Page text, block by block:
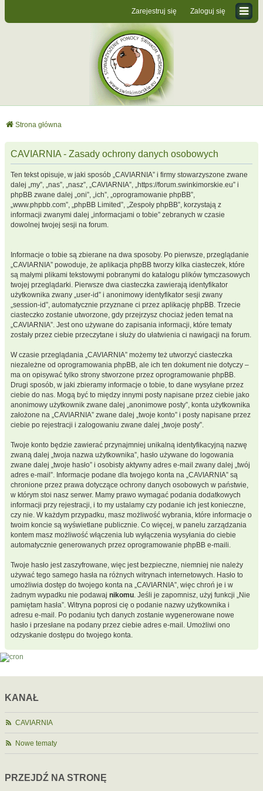
Zaloguj się
Zarejestruj się
Strona główna
CAVIARNIA - Zasady ochrony danych osobowych
Ten tekst opisuje, w jaki sposób „CAVIARNIA” i firmy stowarzyszone zwane
dalej „my”, „nas”, „nasz”, „CAVIARNIA”, „https://forum.swinkimorskie.eu” i
phpBB zwane dalej „oni”, „ich”, „oprogramowanie phpBB”,
„www.phpbb.com”, „phpBB Limited”, „Zespoły phpBB”, korzystają z
informacji zwanymi dalej „informacjami o tobie” zebranych w czasie
dowolnej twojej sesji na forum.
Informacje o tobie są zbierane na dwa sposoby. Po pierwsze, przeglądanie
„CAVIARNIA” powoduje, że aplikacja phpBB tworzy kilka ciasteczek, które
są małymi plikami tekstowymi pobranymi do katalogu plików tymczasowych
twojej przeglądarki. Pierwsze dwa ciasteczka zawierają identyfikator
użytkownika zwany „user-id” i anonimowy identyfikator sesji zwany
„session-id”, automatycznie przyznane ci przez aplikację phpBB. Trzecie
ciasteczko zostanie utworzone, gdy przejrzysz chociaż jeden temat na
„CAVIARNIA”. Jest ono używane do zapisania informacji, które tematy
zostały przez ciebie przeczytane i służy do ułatwienia ci nawigacji na forum.
W czasie przeglądania „CAVIARNIA” możemy też utworzyć ciasteczka
niezależne od oprogramowania phpBB, ale ich ten dokument nie dotyczy –
ma on opisywać tylko strony stworzone przez oprogramowanie phpBB.
Drugi sposób, w jaki zbieramy informacje o tobie, to dane wysyłane przez
ciebie do nas. Mogą być to między innymi posty napisane przez ciebie jako
anonimowy użytkownik zwane dalej „anonimowe posty”, konta użytkownika
założone na „CAVIARNIA” zwane dalej „twoje konto” i posty napisane przez
ciebie po rejestracji i zalogowaniu zwane dalej „twoje posty”.
Twoje konto będzie zawierać przynajmniej unikalną identyfikacyjną nazwę
zwaną dalej „twoja nazwa użytkownika”, hasło używane do logowania
zwane dalej „twoje hasło” i osobisty aktywny adres e-mail zwany dalej „twój
adres e-mail”. Informacje podane dla twojego konta na „CAVIARNIA” są
chronione przez prawa dotyczące ochrony danych osobowych w państwie,
w którym stoi nasz serwer. Mamy prawo wymagać podania dodatkowych
informacji przy rejestracji, i to my ustalamy czy podanie ich jest konieczne,
czy nie. W każdym przypadku, masz możliwość wybrania, które informacje o
twoim koncie są wyświetlane publicznie. Co więcej, w panelu zarządzania
kontem masz możliwość włączenia lub wyłączenia wysyłania do ciebie
automatycznie generowanych przez oprogramowanie phpBB e-maili.
Twoje hasło jest zaszyfrowane, więc jest bezpieczne, niemniej nie należy
używać tego samego hasła na różnych witrynach internetowych. Hasło to
umożliwia dostęp do twojego konta na „CAVIARNIA”, więc chroń je i w
żadnym wypadku nie podawaj nikomu. Jeśli je zapomnisz, użyj funkcji „Nie
pamiętam hasła”. Witryna poprosi cię o podanie nazwy użytkownika i
adresu e-mail. Po podaniu tych danych zostanie wygenerowane nowe
hasło i przesłane na podany przez ciebie adres e-mail. Umożliwi ono
odzyskanie dostępu do twojego konta.
KANAŁ
CAVIARNIA
Nowe tematy
PRZEJDŹ NA STRONĘ